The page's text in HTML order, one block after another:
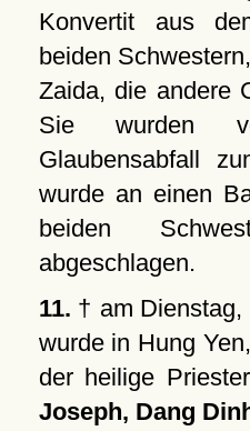
Konvertit aus
beiden
Zaida, die andere
Sie wurden
Glaubensabfall
wurde an einen
beiden
abgeschlagen.
11. † am
wurde in Hung
der heilige
Joseph, Dang